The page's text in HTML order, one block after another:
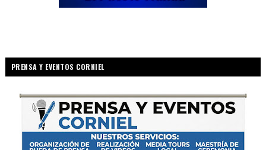
PRENSA Y EVENTOS CORNIEL